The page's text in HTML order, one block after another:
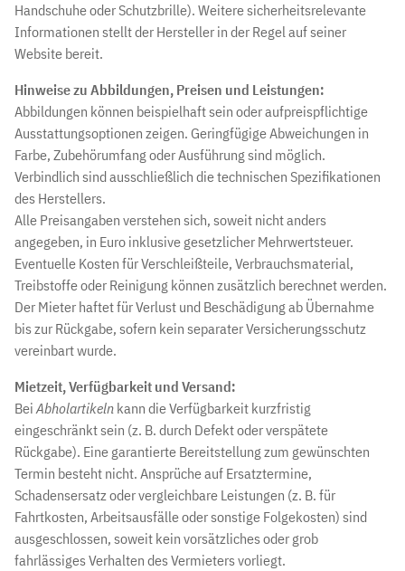
Handschuhe oder Schutzbrille). Weitere sicherheitsrelevante
Informationen stellt der Hersteller in der Regel auf seiner
Website bereit.
Hinweise zu Abbildungen, Preisen und Leistungen:
Abbildungen können beispielhaft sein oder aufpreispflichtige
Ausstattungsoptionen zeigen. Geringfügige Abweichungen in
Farbe, Zubehörumfang oder Ausführung sind möglich.
Verbindlich sind ausschließlich die technischen Spezifikationen
des Herstellers.
Alle Preisangaben verstehen sich, soweit nicht anders
angegeben, in Euro inklusive gesetzlicher Mehrwertsteuer.
Eventuelle Kosten für Verschleißteile, Verbrauchsmaterial,
Treibstoffe oder Reinigung können zusätzlich berechnet werden.
Der Mieter haftet für Verlust und Beschädigung ab Übernahme
bis zur Rückgabe, sofern kein separater Versicherungsschutz
vereinbart wurde.
Mietzeit, Verfügbarkeit und Versand:
BeiAbholartikeln kann die Verfügbarkeit kurzfristig
eingeschränkt sein (z. B. durch Defekt oder verspätete
Rückgabe). Eine garantierte Bereitstellung zum gewünschten
Termin besteht nicht. Ansprüche auf Ersatztermine,
Schadensersatz oder vergleichbare Leistungen (z. B. für
Fahrtkosten, Arbeitsausfälle oder sonstige Folgekosten) sind
ausgeschlossen, soweit kein vorsätzliches oder grob
fahrlässiges Verhalten des Vermieters vorliegt.